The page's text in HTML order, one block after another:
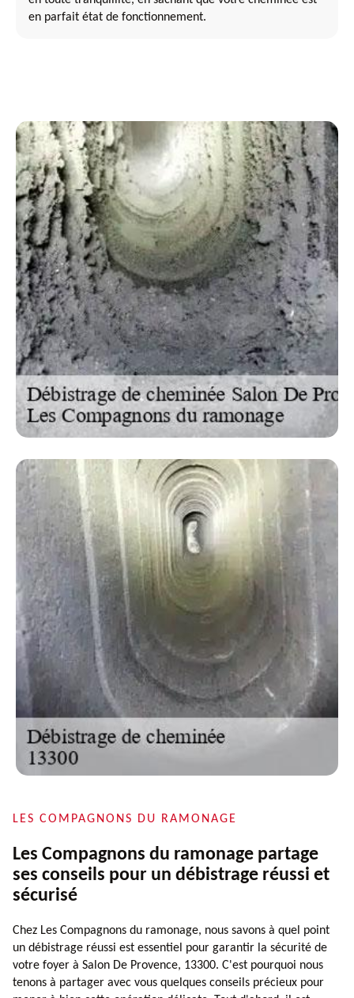
en parfait état de fonctionnement.
LES COMPAGNONS DU RAMONAGE
Les Compagnons du ramonage partage
ses conseils pour un débistrage réussi et
sécurisé
Chez Les Compagnons du ramonage, nous savons à quel point
un débistrage réussi est essentiel pour garantir la sécurité de
votre foyer à Salon De Provence, 13300. C'est pourquoi nous
tenons à partager avec vous quelques conseils précieux pour